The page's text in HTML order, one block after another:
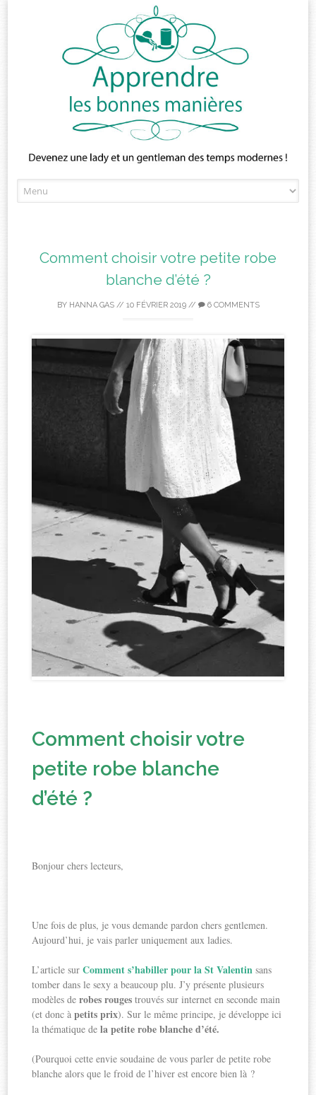
to
Comment choisir votre petite robe
blanche d’été ?
BY HANNA GAS// 10 FÉVRIER 2019// 6 COMMENTS
Comment choisir votre
petite robe blanche
d’été ?
Bonjour chers lecteurs,
Une fois de plus, je vous demande pardon chers gentlemen.
Aujourd’hui, je vais parler uniquement aux ladies.
L’article surComment s’habiller pour la St Valentin sans
tomber dans le sexy a beaucoup plu. J’y présente plusieurs
modèles derobes rougestrouvés sur internet en seconde main
(et donc àpetits prix). Sur le même principe, je développe ici
la thématique dela petite robe blanche d’été.
(Pourquoi cette envie soudaine de vous parler de petite robe
blanche alors que le froid de l’hiver est encore bien là ?